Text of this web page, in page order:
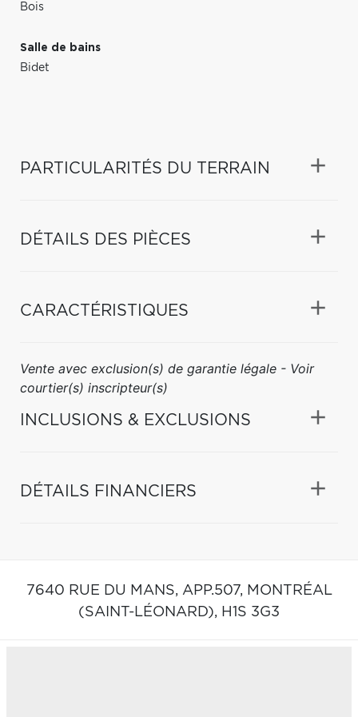
Bois
Salle de bains
Bidet
PARTICULARITÉS DU TERRAIN
DÉTAILS DES PIÈCES
CARACTÉRISTIQUES
Vente avec exclusion(s) de garantie légale - Voir
courtier(s) inscripteur(s)
INCLUSIONS & EXCLUSIONS
DÉTAILS FINANCIERS
7640 RUE DU MANS, APP.507, MONTRÉAL
(SAINT-LÉONARD), H1S 3G3